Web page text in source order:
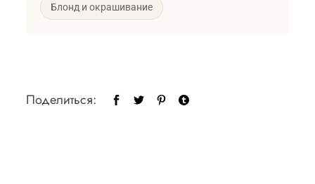
Блонд и окрашивание
Поделиться: